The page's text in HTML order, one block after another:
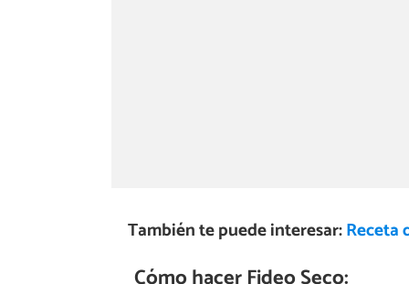
También te puede interesar:Receta